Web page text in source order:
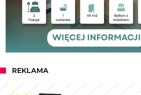
REKLAMA